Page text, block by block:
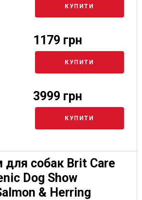
КУПИТИ
1179 грн
КУПИТИ
3999 грн
КУПИТИ
для собак Brit Care
Dog Show
& Herring